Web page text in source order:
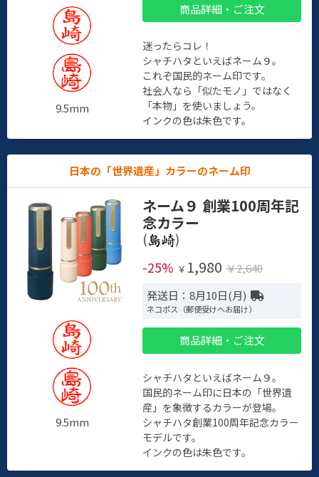
9.5mm
商品詳細・ご注文
迷ったらコレ！
シャチハタといえばネーム９。
これぞ国民的ネーム印です。
社会人なら「似たモノ」ではなく
「本物」を使いましょう。
インクの色は朱色です。
日本の「世界遺産」カラーのネーム印
9.5mm
ネーム９ 創業100周年記
念カラー
(
)
-25% ￥ 1,980 ￥2,640
発送日：8月10日(月)
ネコポス（郵便受けへお届け）
商品詳細・ご注文
シャチハタといえばネーム９。
国民的ネーム印に日本の「世界遺
産」を象徴するカラーが登場。
シャチハタ創業100周年記念カラー
モデルです。
インクの色は朱色です。